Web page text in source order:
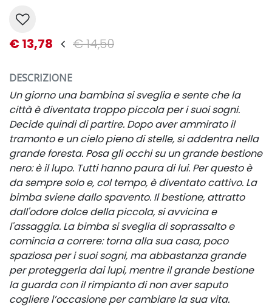
€ 13,78 € 14,50
DESCRIZIONE
Un giorno una bambina si sveglia e sente che la
città è diventata troppo piccola per i suoi sogni.
Decide quindi di partire. Dopo aver ammirato il
tramonto e un cielo pieno di stelle, si addentra nella
grande foresta. Posa gli occhi su un grande bestione
nero: è il lupo. Tutti hanno paura di lui. Per questo è
da sempre solo e, col tempo, è diventato cattivo. La
bimba sviene dallo spavento. Il bestione, attratto
dall'odore dolce della piccola, si avvicina e
l'assaggia. La bimba si sveglia di soprassalto e
comincia a correre: torna alla sua casa, poco
spaziosa per i suoi sogni, ma abbastanza grande
per proteggerla dai lupi, mentre il grande bestione
la guarda con il rimpianto di non aver saputo
cogliere l’occasione per cambiare la sua vita.